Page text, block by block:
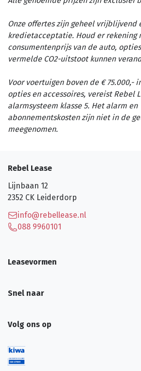
Onze offertes zijn geheel vrijblijvend
kredietacceptatie. Houd er rekening
consumentenprijs van de auto,
vermelde CO2-uitstoot kunnen
Voor voertuigen boven de € 75.000,-
opties en accessoires, vereist Rebel
alarmsysteem klasse 5. Het alarm en
abonnementskosten zijn niet in de
meegenomen.
Rebel Lease
Lijnbaan 12
2352 CK Leiderdorp
info@rebellease.nl
088 9960101
Leasevormen
Snel naar
Volg ons op